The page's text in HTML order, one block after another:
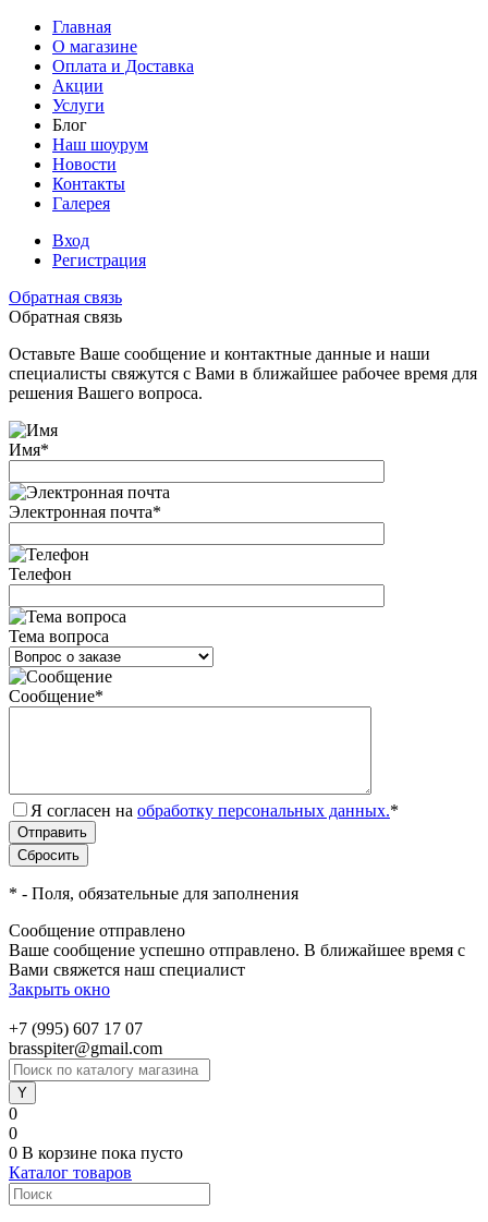
Главная
О магазине
Оплата и Доставка
Акции
Услуги
Блог
Наш шоурум
Новости
Контакты
Галерея
Вход
Регистрация
Обратная связь
Обратная связь
Оставьте Ваше сообщение и контактные данные и наши
специалисты свяжутся с Вами в ближайшее рабочее время для
решения Вашего вопроса.
Имя*
Электронная почта*
Телефон
Тема вопроса
Сообщение*
Я согласен на обработку персональных данных.*
* - Поля, обязательные для заполнения
Сообщение отправлено
Ваше сообщение успешно отправлено. В ближайшее время с
Вами свяжется наш специалист
Закрыть окно
+7 (995) 607 17 07
brasspiter@gmail.com
0
0
0 В корзине пока пусто
Каталог товаров